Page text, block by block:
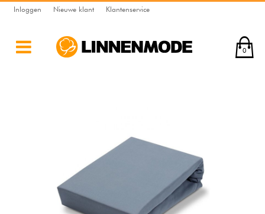
Inloggen Nieuwe klant Klantenservice
0